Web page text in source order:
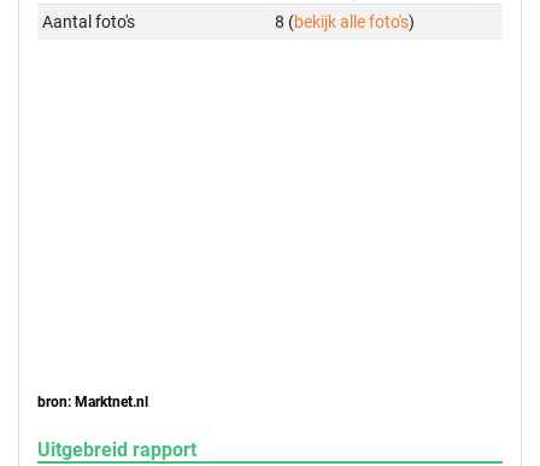
Aantal foto's
8 (bekijk alle foto's)
bron: Marktnet.nl
Uitgebreid rapport